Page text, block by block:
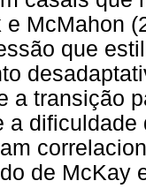
McMahon
que
a transição
a
de McKay